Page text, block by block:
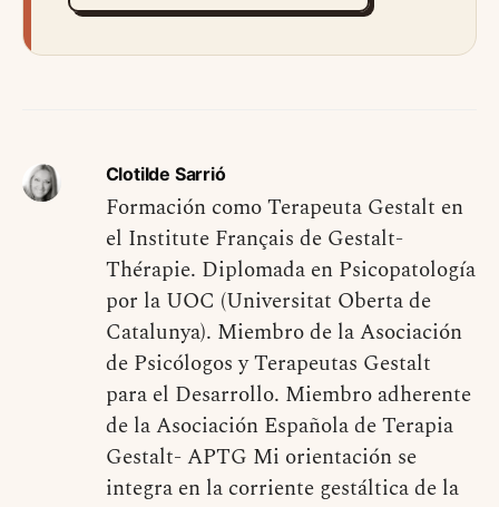
Clotilde Sarrió
Formación como Terapeuta Gestalt en
el Institute Français de Gestalt-
Thérapie. Diplomada en Psicopatología
por la UOC (Universitat Oberta de
Catalunya). Miembro de la Asociación
de Psicólogos y Terapeutas Gestalt
para el Desarrollo. Miembro adherente
de la Asociación Española de Terapia
Gestalt- APTG Mi orientación se
integra en la corriente gestáltica de la